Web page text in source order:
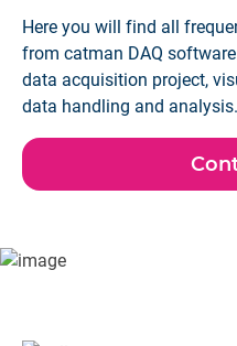
Here you will find all
from catman DAQ
data acquisition project,
data handling and analysis.